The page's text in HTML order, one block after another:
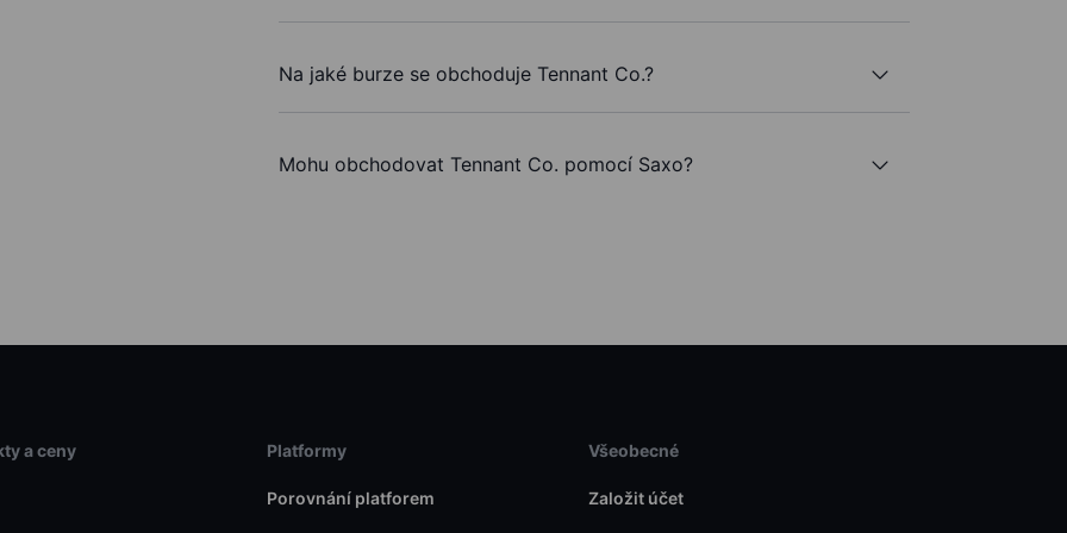
Na jaké burze se obchoduje Tennant Co.?
Mohu obchodovat Tennant Co. pomocí Saxo?
a ceny Platformy
Porovnání platforem
Všeobecné
Založit účet